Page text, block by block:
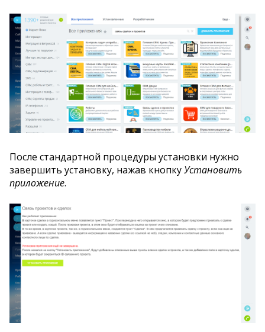
После стандартной процедуры установки нужно
завершить установку, нажав кнопкуУстановить
приложение.